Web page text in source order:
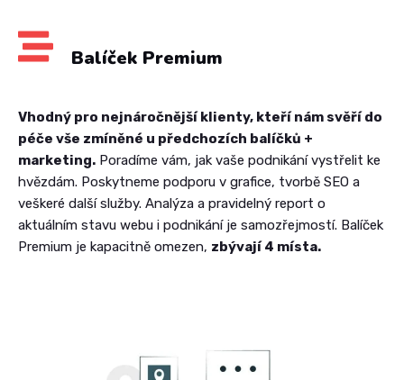
Balíček Premium
Vhodný pro nejnáročnější klienty, kteří nám svěří do
péče vše zmíněné u předchozích balíčků +
marketing. Poradíme vám, jak vaše podnikání vystřelit ke
hvězdám. Poskytneme podporu v grafice, tvorbě SEO a
veškeré další služby. Analýza a pravidelný report o
aktuálním stavu webu i podnikání je samozřejmostí. Balíček
Premium je kapacitně omezen, zbývají 4 místa.